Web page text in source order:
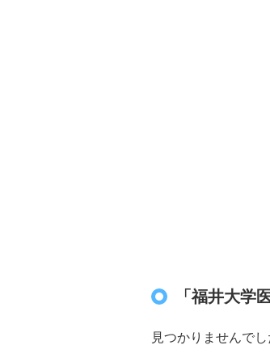
「福井大学
見つかりませんでし